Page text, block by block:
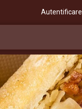
Autentificare